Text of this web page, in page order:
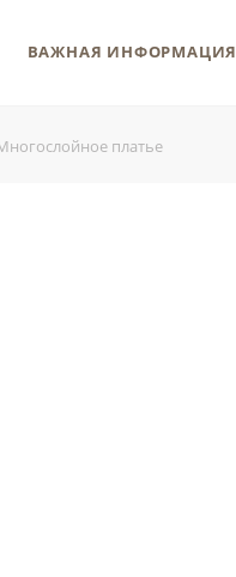
ВАЖНАЯ ИНФОРМАЦИЯ
платье